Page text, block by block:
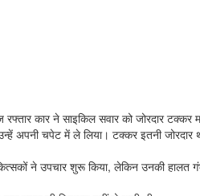
कार ने साइकिल सवार को जोरदार टक्कर
अपनी चपेट में ले लिया। टक्कर इतनी जोरदार
ने उपचार शुरू किया, लेकिन उनकी हालत